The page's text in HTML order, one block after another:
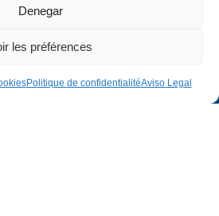
Denegar
les préférences
Politique de confidentialitéAviso Legal
Juridique